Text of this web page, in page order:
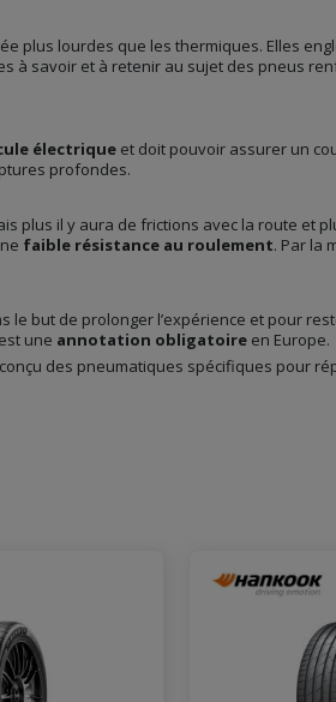
plus lourdes que les thermiques. Elles
à savoir et à retenir au sujet des pneus
électrique et doit pouvoir assurer un
profondes.
plus il y aura de frictions avec la route et
faible résistance au roulement. Par la
le but de prolonger l’expérience et pour
une annotation obligatoire en Europe.
des pneumatiques spécifiques pour